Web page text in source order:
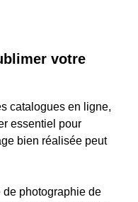
votre
catalogues en ligne,
essentiel pour
bien réalisée peut
photographie de